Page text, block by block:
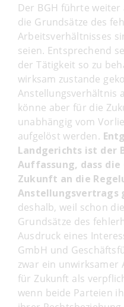
Der BGH führte weiter
die Grundsätze des
Arbeitsverhältnisses
seien. Entsprechend
der Tätigkeit so zu
wirksam zustande
Anstellungsverhältnis
könne aber für die
unabhängig vom
aufgelöst werden.
Landgerichts ist der
Auffassung, dass
Zukunft an die
Anstellungsvertrags
deshalb, weil schon
Grundsätze des
Ausdruck eines
GmbH und
zwar ein unwirksamer
für Zukunft als
wenn beide Parteien